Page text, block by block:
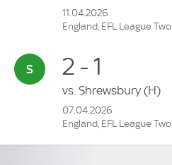
11.04.2026
England, EFL League Two
2 - 1
vs. Shrewsbury (H)
07.04.2026
England, EFL League Two